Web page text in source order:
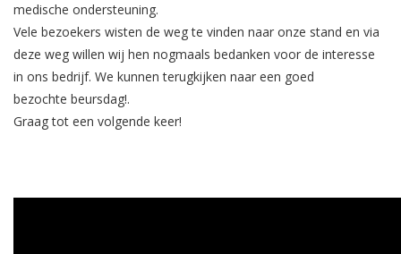
medische ondersteuning.
Vele bezoekers wisten de weg te vinden naar onze stand en via
deze weg willen wij hen nogmaals bedanken voor de interesse
in ons bedrijf. We kunnen terugkijken naar een goed
bezochte beursdag!.
Graag tot een volgende keer!